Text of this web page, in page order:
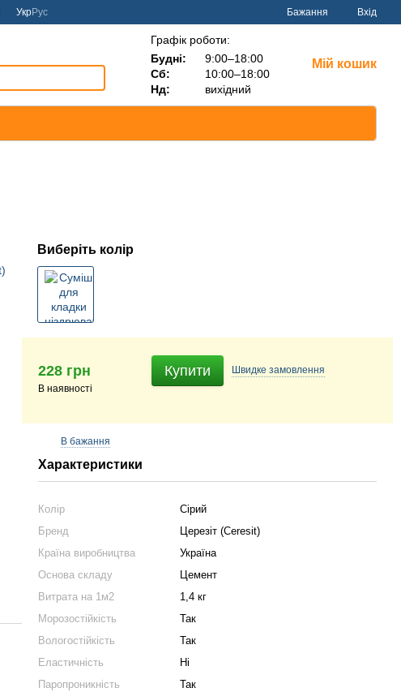
УкрРус Бажання Вхід
Графік роботи:
Будні:
9:00–18:00
Сб:
10:00–18:00
Нд:
вихідний
Мій кошик
Виберіть колір
228 грн
В наявності
Купити Швидке замовлення
В бажання
Характеристики
Колір
Сірий
Бренд
Церезіт (Ceresit)
Країна виробництва
Україна
Основа складу
Цемент
Витрата на 1м2
1,4 кг
Морозостійкість
Так
Вологостійкість
Так
Еластичність
Ні
Паропроникність
Так